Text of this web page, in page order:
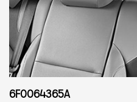
6F0064365A